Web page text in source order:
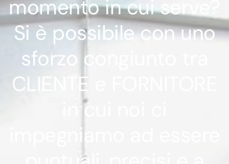
momento in cui serve?
Si è possibile con uno
sforzo congiunto tra
CLIENTE e FORNITORE
in cui noi ci
impegniamo ad essere